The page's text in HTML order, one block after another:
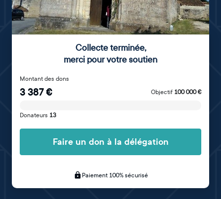
Collecte terminée,
merci pour votre soutien
Montant des dons
3 387€ Objectif 100 000€
Donateurs 13
Faire un don à la délégation
Paiement 100% sécurisé